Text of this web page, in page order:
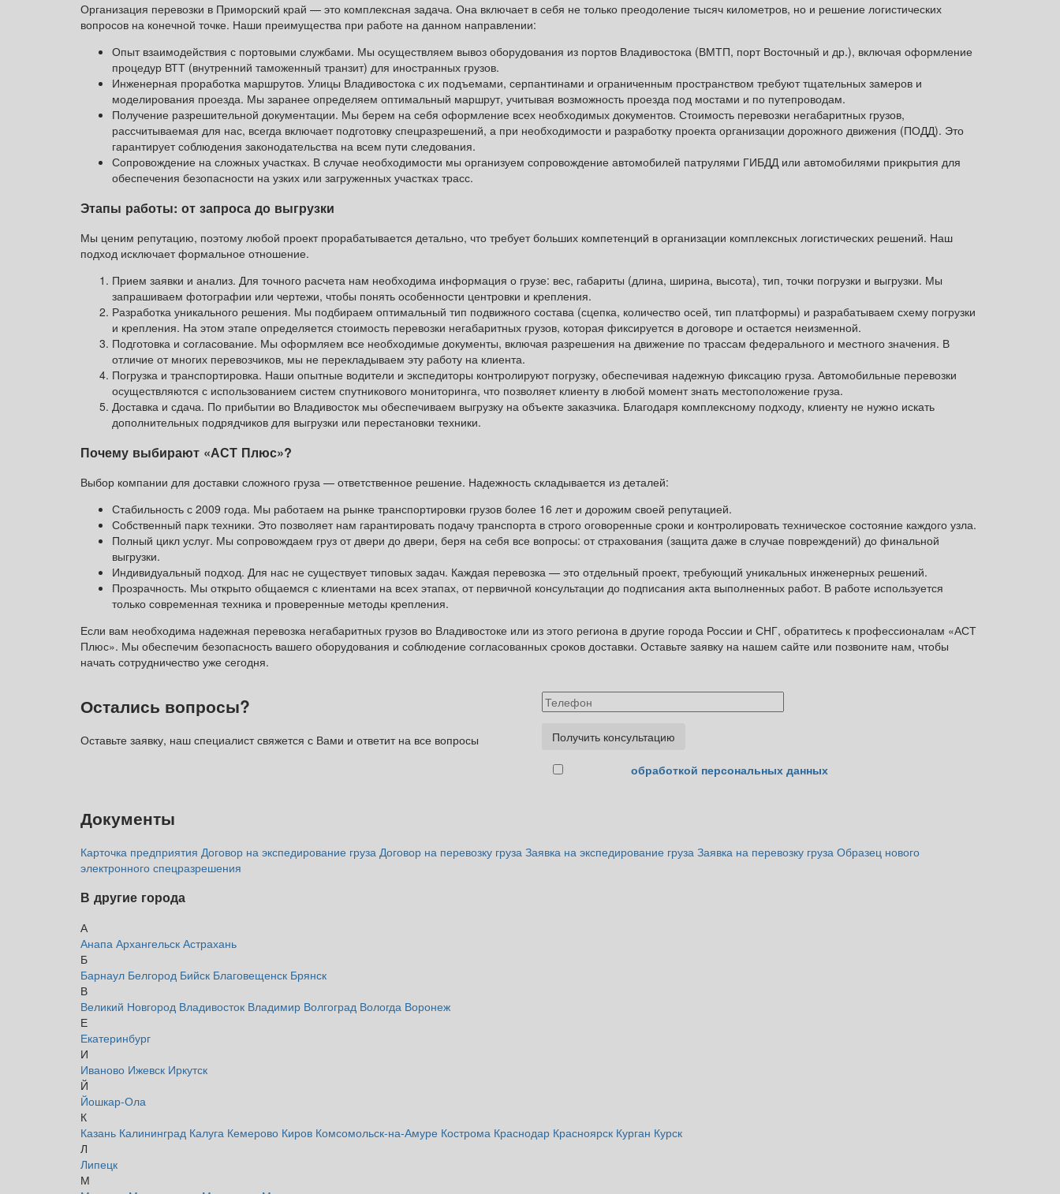
Организация перевозки в Приморский край — это комплексная задача. Она включает в себя не только преодоление тысяч километров, но и решение логистических
вопросов на конечной точке. Наши преимущества при работе на данном направлении:
Опыт взаимодействия с портовыми службами. Мы осуществляем вывоз оборудования из портов Владивостока (ВМТП, порт Восточный и др.), включая оформление
процедур ВТТ (внутренний таможенный транзит) для иностранных грузов.
Инженерная проработка маршрутов. Улицы Владивостока с их подъемами, серпантинами и ограниченным пространством требуют тщательных замеров и
моделирования проезда. Мы заранее определяем оптимальный маршрут, учитывая возможность проезда под мостами и по путепроводам.
Получение разрешительной документации. Мы берем на себя оформление всех необходимых документов. Стоимость перевозки негабаритных грузов,
рассчитываемая для нас, всегда включает подготовку спецразрешений, а при необходимости и разработку проекта организации дорожного движения (ПОДД). Это
гарантирует соблюдения законодательства на всем пути следования.
Сопровождение на сложных участках. В случае необходимости мы организуем сопровождение автомобилей патрулями ГИБДД или автомобилями прикрытия для
обеспечения безопасности на узких или загруженных участках трасс.
Этапы работы: от запроса до выгрузки
Мы ценим репутацию, поэтому любой проект прорабатывается детально, что требует больших компетенций в организации комплексных логистических решений. Наш
подход исключает формальное отношение.
Прием заявки и анализ. Для точного расчета нам необходима информация о грузе: вес, габариты (длина, ширина, высота), тип, точки погрузки и выгрузки. Мы
запрашиваем фотографии или чертежи, чтобы понять особенности центровки и крепления.
Разработка уникального решения. Мы подбираем оптимальный тип подвижного состава (сцепка, количество осей, тип платформы) и разрабатываем схему погрузки
и крепления. На этом этапе определяется стоимость перевозки негабаритных грузов, которая фиксируется в договоре и остается неизменной.
Подготовка и согласование. Мы оформляем все необходимые документы, включая разрешения на движение по трассам федерального и местного значения. В
отличие от многих перевозчиков, мы не перекладываем эту работу на клиента.
Погрузка и транспортировка. Наши опытные водители и экспедиторы контролируют погрузку, обеспечивая надежную фиксацию груза. Автомобильные перевозки
осуществляются с использованием систем спутникового мониторинга, что позволяет клиенту в любой момент знать местоположение груза.
Доставка и сдача. По прибытии во Владивосток мы обеспечиваем выгрузку на объекте заказчика. Благодаря комплексному подходу, клиенту не нужно искать
дополнительных подрядчиков для выгрузки или перестановки техники.
Почему выбирают «АСТ Плюс»?
Выбор компании для доставки сложного груза — ответственное решение. Надежность складывается из деталей:
Стабильность с 2009 года. Мы работаем на рынке транспортировки грузов более 16 лет и дорожим своей репутацией.
Собственный парк техники. Это позволяет нам гарантировать подачу транспорта в строго оговоренные сроки и контролировать техническое состояние каждого узла.
Полный цикл услуг. Мы сопровождаем груз от двери до двери, беря на себя все вопросы: от страхования (защита даже в случае повреждений) до финальной
выгрузки.
Индивидуальный подход. Для нас не существует типовых задач. Каждая перевозка — это отдельный проект, требующий уникальных инженерных решений.
Прозрачность. Мы открыто общаемся с клиентами на всех этапах, от первичной консультации до подписания акта выполненных работ. В работе используется
только современная техника и проверенные методы крепления.
Если вам необходима надежная перевозка негабаритных грузов во Владивостоке или из этого региона в другие города России и СНГ, обратитесь к профессионалам «АСТ
Плюс». Мы обеспечим безопасность вашего оборудования и соблюдение согласованных сроков доставки. Оставьте заявку на нашем сайте или позвоните нам, чтобы
начать сотрудничество уже сегодня.
Остались вопросы?
Оставьте заявку, наш специалист свяжется с Вами и ответит на все вопросы
обработкой персональных данных
Документы
Карточка предприятия Договор на экспедирование груза Договор на перевозку груза Заявка на экспедирование груза Заявка на перевозку груза Образец нового
электронного спецразрешения
В другие города
А
Анапа Архангельск Астрахань
Б
Барнаул Белгород Бийск Благовещенск Брянск
В
Великий Новгород Владивосток Владимир Волгоград Вологда Воронеж
Е
Екатеринбург
И
Иваново Ижевск Иркутск
Й
Йошкар-Ола
К
Казань Калининград Калуга Кемерово Киров Комсомольск-на-Амуре Кострома Краснодар Красноярск Курган Курск
Л
Липецк
М